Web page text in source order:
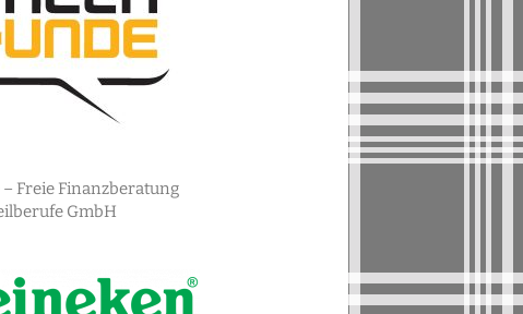
Freie Finanzberatung
GmbH